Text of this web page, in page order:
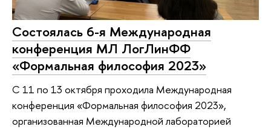
Состоялась 6-я Международная
конференция МЛ ЛогЛинФФ
«Формальная философия 2023»
С 11 по 13 октября проходила Международная
конференция «Формальная философия 2023»,
организованная Международной лабораторией